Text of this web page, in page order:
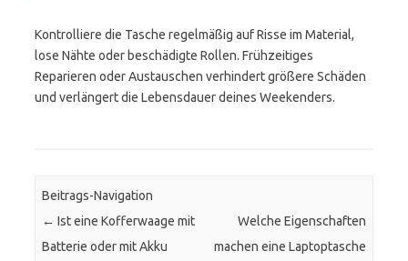
Kontrolliere die Tasche regelmäßig auf Risse im Material,
lose Nähte oder beschädigte Rollen. Frühzeitiges
Reparieren oder Austauschen verhindert größere Schäden
und verlängert die Lebensdauer deines Weekenders.
Beitrags-Navigation
← Ist eine Kofferwaage mit
Batterie oder mit Akku
Welche Eigenschaften
machen eine Laptoptasche